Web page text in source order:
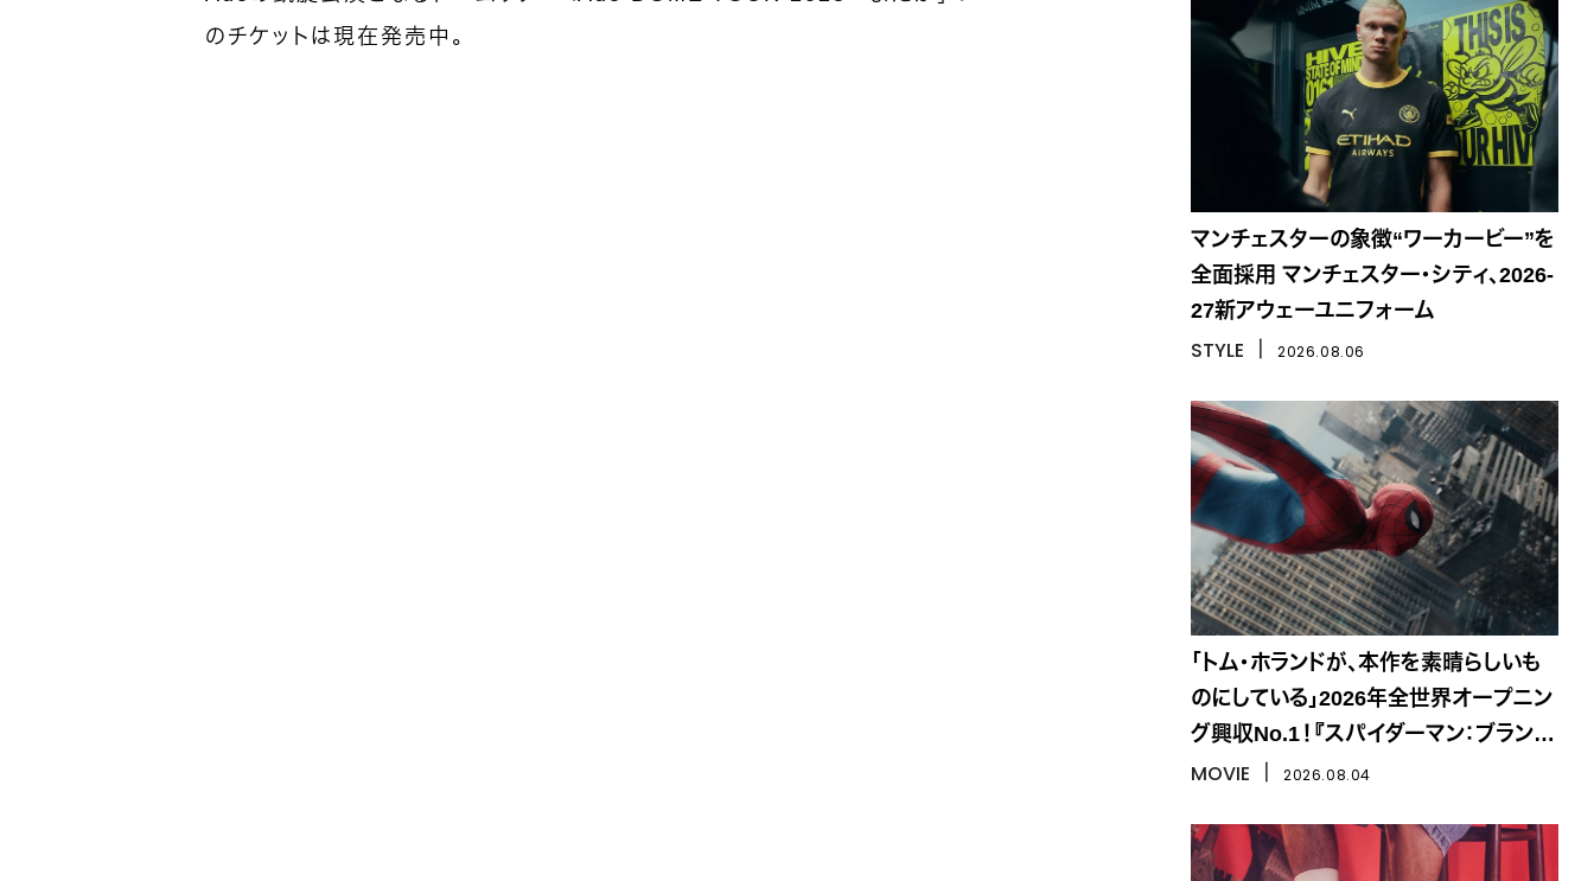
のチケットは現在発売中。
マンチェスターの象徴“ワーカービー”を
全面採用 マンチェスター・シティ、2026-
27新アウェーユニフォーム
STYLE 2026.08.06
「トム・ホランドが、本作を素晴らしいも
のにしている」2026年全世界オープニン
グ興収No.1！『スパイダーマン：ブラン
ド・ニュー・デイ』
MOVIE 2026.08.04